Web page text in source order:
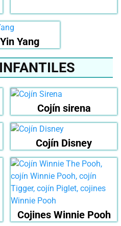
Yang
Cojín sirena
Cojín Disney
Cojines Winnie Pooh